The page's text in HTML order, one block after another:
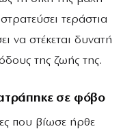
τεράστια
να στέκεται δυνατή
της ζωής της.
σε φόβο
που βίωσε ήρθε